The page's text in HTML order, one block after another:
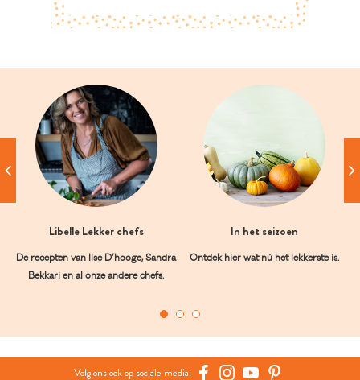
Libelle Lekker chefs
De recepten van Ilse D’hooge, Sandra
Bekkari en al onze andere chefs.
In het seizoen
Ontdek hier wat nú het lekkerste is.
Volg ons ook op sociale media: